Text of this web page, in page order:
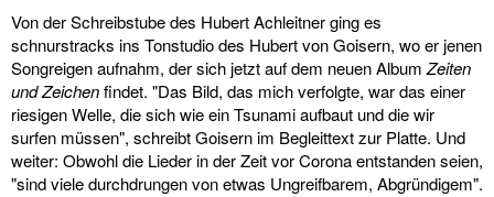
Von der Schreibstube des Hubert Achleitner ging es
schnurstracks ins Tonstudio des Hubert von Goisern, wo er jenen
Songreigen aufnahm, der sich jetzt auf dem neuen AlbumZeiten
und Zeichenfindet. "Das Bild, das mich verfolgte, war das einer
riesigen Welle, die sich wie ein Tsunami aufbaut und die wir
surfen müssen", schreibt Goisern im Begleittext zur Platte. Und
weiter: Obwohl die Lieder in der Zeit vor Corona entstanden seien,
"sind viele durchdrungen von etwas Ungreifbarem, Abgründigem".